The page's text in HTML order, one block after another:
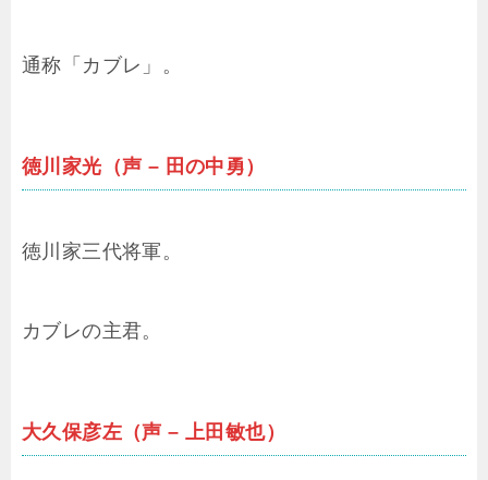
通称「カブレ」。
徳川家光（声 – 田の中勇）
徳川家三代将軍。
カブレの主君。
大久保彦左（声 – 上田敏也）